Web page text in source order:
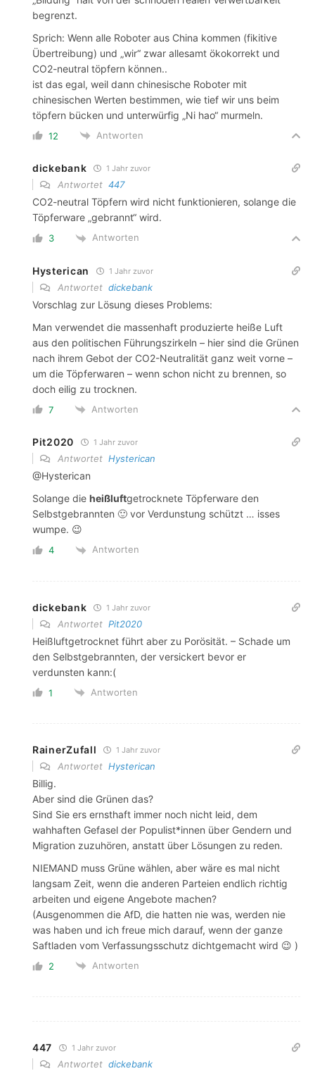
begrenzt.
Sprich: Wenn alle Roboter aus China kommen (fikitive
Übertreibung) und „wir“ zwar allesamt ökokorrekt und
CO2-neutral töpfern können..
ist das egal, weil dann chinesische Roboter mit
chinesischen Werten bestimmen, wie tief wir uns beim
töpfern bücken und unterwürfig „Ni hao“ murmeln.
12 Antworten
dickebank 1 Jahr zuvor
Antwortet 447
CO2-neutral Töpfern wird nicht funktionieren, solange die
Töpferware „gebrannt“ wird.
3 Antworten
Hysterican 1 Jahr zuvor
Antwortet dickebank
Vorschlag zur Lösung dieses Problems:
Man verwendet die massenhaft produzierte heiße Luft
aus den politischen Führungszirkeln – hier sind die Grünen
nach ihrem Gebot der CO2-Neutralität ganz weit vorne –
um die Töpferwaren – wenn schon nicht zu brennen, so
doch eilig zu trocknen.
7 Antworten
Pit2020 1 Jahr zuvor
Antwortet Hysterican
@Hysterican
Solange die heißluftgetrocknete Töpferware den
Selbstgebrannten 🙂 vor Verdunstung schützt … isses
wumpe. 😉
4 Antworten
dickebank 1 Jahr zuvor
Antwortet Pit2020
Heißluftgetrocknet führt aber zu Porösität. – Schade um
den Selbstgebrannten, der versickert bevor er
verdunsten kann:(
1 Antworten
RainerZufall 1 Jahr zuvor
Antwortet Hysterican
Billig.
Aber sind die Grünen das?
Sind Sie ers ernsthaft immer noch nicht leid, dem
wahhaften Gefasel der Populist*innen über Gendern und
Migration zuzuhören, anstatt über Lösungen zu reden.
NIEMAND muss Grüne wählen, aber wäre es mal nicht
langsam Zeit, wenn die anderen Parteien endlich richtig
arbeiten und eigene Angebote machen?
(Ausgenommen die AfD, die hatten nie was, werden nie
was haben und ich freue mich darauf, wenn der ganze
Saftladen vom Verfassungsschutz dichtgemacht wird 😉 )
2 Antworten
447 1 Jahr zuvor
Antwortet dickebank